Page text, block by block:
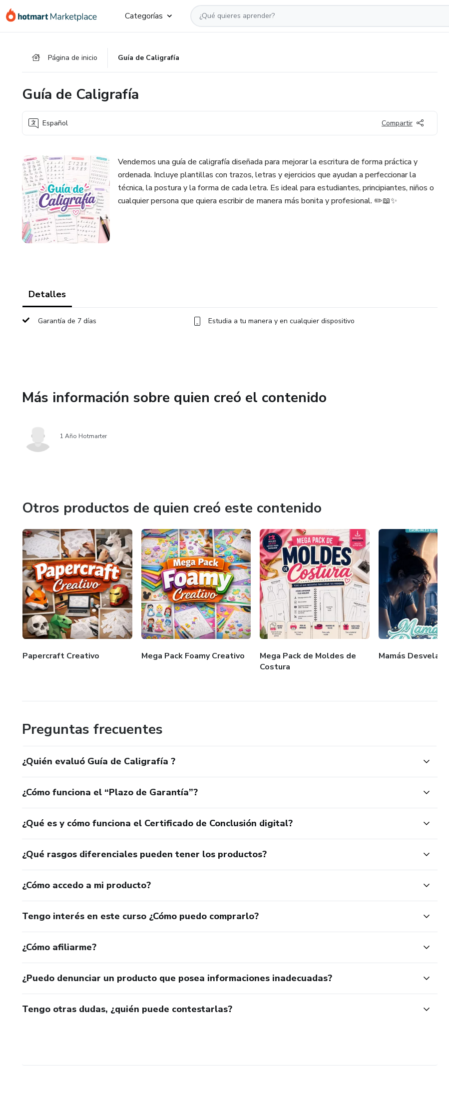
Categorías
Página de inicio Guía de Caligrafía
Guía de Caligrafía
Español Compartir
Vendemos una guía de caligrafía diseñada para mejorar la escritura de forma práctica y
ordenada. Incluye plantillas con trazos, letras y ejercicios que ayudan a perfeccionar la
técnica, la postura y la forma de cada letra. Es ideal para estudiantes, principiantes, niños o
cualquier persona que quiera escribir de manera más bonita y profesional. ✏️📖✨
Detalles
Garantía de 7 días Estudia a tu manera y en cualquier dispositivo
Más información sobre quien creó el contenido
1 Año Hotmarter
Otros productos de quien creó este contenido
Papercraft Creativo Mega Pack Foamy Creativo
Mega Pack de Moldes de
Costura
Mamás Desveladas
Preguntas frecuentes
¿Quién evaluó Guía de Caligrafía ?
¿Cómo funciona el “Plazo de Garantía”?
¿Qué es y cómo funciona el Certificado de Conclusión digital?
¿Qué rasgos diferenciales pueden tener los productos?
¿Cómo accedo a mi producto?
Tengo interés en este curso ¿Cómo puedo comprarlo?
¿Cómo afiliarme?
¿Puedo denunciar un producto que posea informaciones inadecuadas?
Tengo otras dudas, ¿quién puede contestarlas?